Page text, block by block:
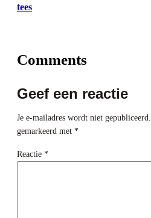
tees
Comments
Geef een reactie
Je e-mailadres wordt niet gepubliceerd.
gemarkeerd met *
Reactie *